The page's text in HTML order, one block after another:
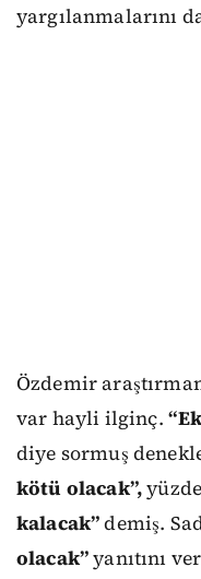
yargılanmalarını
Özdemir
var hayli ilginç.
diye sormuş
kötü olacak”,
kalacak”demiş.
olacak”yanıtını